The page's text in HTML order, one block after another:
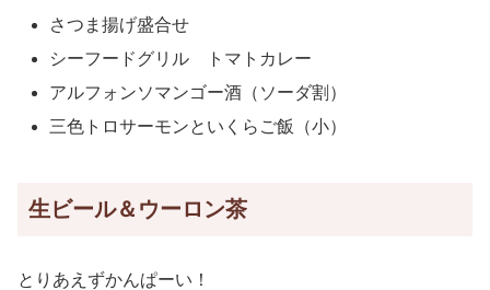
さつま揚げ盛合せ
シーフードグリル トマトカレー
アルフォンソマンゴー酒（ソーダ割）
三色トロサーモンといくらご飯（小）
生ビール＆ウーロン茶
とりあえずかんぱーい！